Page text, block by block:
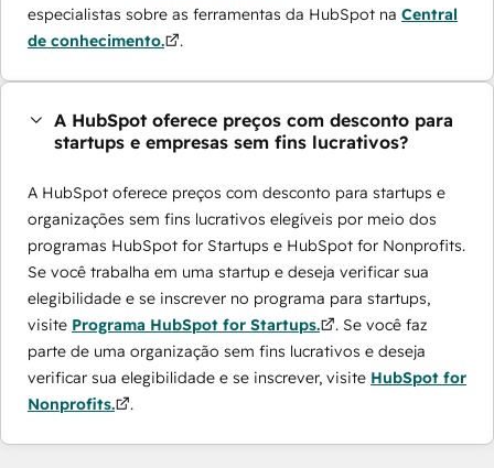
especialistas sobre as ferramentas da HubSpot na Central
de conhecimento.
.
A HubSpot oferece preços com desconto para
startups e empresas sem fins lucrativos?
A HubSpot oferece preços com desconto para startups e
organizações sem fins lucrativos elegíveis por meio dos
programas ​HubSpot for Startups e HubSpot for Nonprofits.
Se você trabalha em uma startup e deseja verificar sua
elegibilidade e se inscrever no programa para startups,
visite Programa HubSpot for Startups.
. Se você faz
parte de uma organização sem fins lucrativos e deseja
verificar sua elegibilidade e se inscrever, visite HubSpot for
Nonprofits.
.